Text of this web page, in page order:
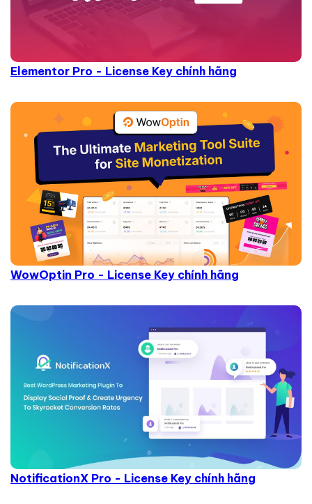
Elementor Pro - License Key chính hãng
WowOptin Pro - License Key chính hãng
NotificationX Pro - License Key chính hãng